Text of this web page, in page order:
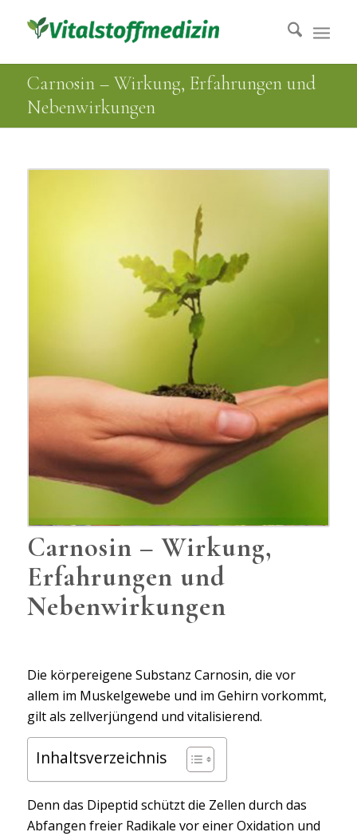
Carnosin – Wirkung, Erfahrungen und
Nebenwirkungen
Carnosin – Wirkung,
Erfahrungen und
Nebenwirkungen
Die körpereigene Substanz Carnosin, die vor
allem im Muskelgewebe und im Gehirn vorkommt,
gilt als zellverjüngend und vitalisierend.
Inhaltsverzeichnis
Denn das Dipeptid schützt die Zellen durch das
Abfangen freier Radikale vor einer Oxidation und